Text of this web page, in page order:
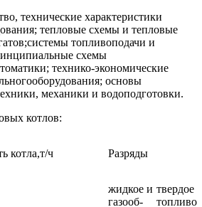
технические характеристики
тепловые схемы и тепловые
топливоподачи и
схемы
технико-экономические
основы
механики и водоподготовки.
котлов:
котла,т/ч Разряды
жидкое и
газооб-
твердое
топливо